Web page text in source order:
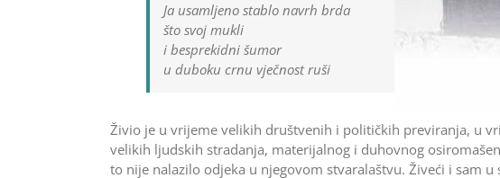
Ja usamljeno stablo navrh brda
što svoj mukli
i besprekidni šumor
u duboku crnu vječnost ruši
Živio je u vrijeme velikih društvenih i političkih previranja, u
velikih ljudskih stradanja, materijalnog i duhovnog
to nije nalazilo odjeka u njegovom stvaralaštvu. Živeći i sam